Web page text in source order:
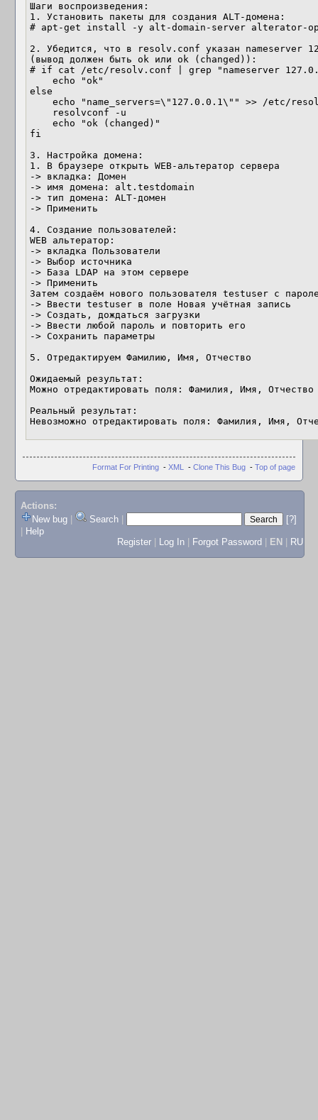
Шаги воспроизведения:
1. Установить пакеты для создания ALT-домена:
# apt-get install -y alt-domain-server alterator-
2. Убедится, что в resolv.conf указан nameserver
(вывод должен быть ok или ok (changed)):
# if cat /etc/resolv.conf | grep "nameserver
else
fi
3. Настройка домена:
1. В браузере открыть WEB-альтератор сервера
-> вкладка: Домен
-> имя домена: alt.testdomain
-> тип домена: ALT-домен
-> Применить
4. Создание пользователей:
WEB альтератор:
-> вкладка Пользователи
-> Выбор источника
-> База LDAP на этом сервере
-> Применить
Затем создаём нового пользователя testuser с
-> Ввести testuser в поле Новая учётная запись
-> Создать, дождаться загрузки
-> Ввести любой пароль и повторить его
-> Сохранить параметры
5. Отредактируем Фамилию, Имя, Отчество
Ожидаемый результат:
Можно отредактировать поля: Фамилия, Имя, Отчество
Реальный результат:
Невозможно отредактировать поля: Фамилия, Имя,
Format For Printing - XML - Clone This Bug - Top of page
Actions:
New bug
Search
[?]
Help
Register
Log In Forgot Password EN RU